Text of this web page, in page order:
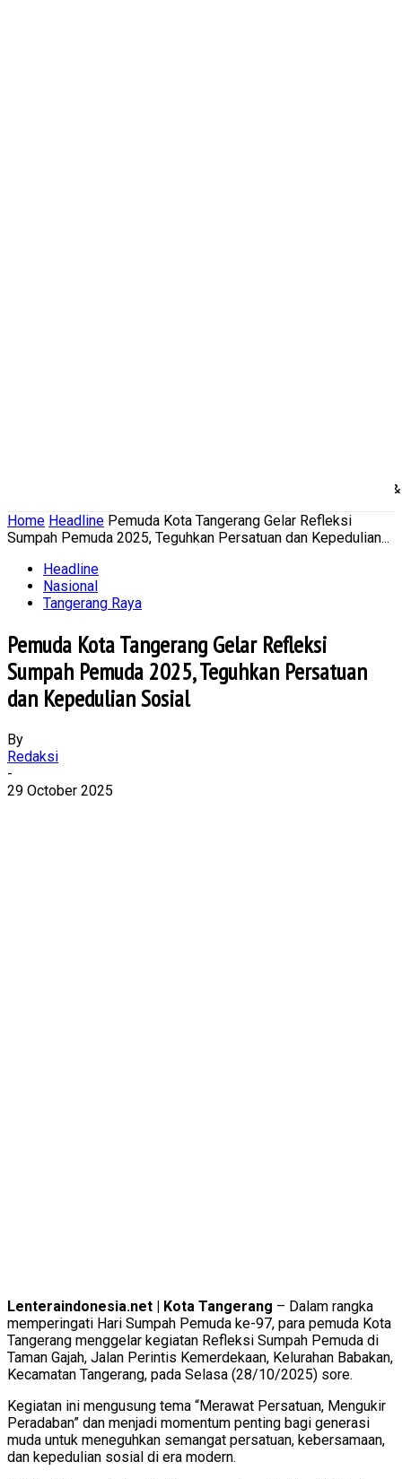
Politik
Home Headline Pemuda Kota Tangerang Gelar Refleksi
Sumpah Pemuda 2025, Teguhkan Persatuan dan Kepedulian...
Headline
Nasional
Tangerang Raya
Pemuda Kota Tangerang Gelar Refleksi
Sumpah Pemuda 2025, Teguhkan Persatuan
dan Kepedulian Sosial
By
Redaksi
-
29 October 2025
Lenteraindonesia.net | Kota Tangerang – Dalam rangka
memperingati Hari Sumpah Pemuda ke-97, para pemuda Kota
Tangerang menggelar kegiatan Refleksi Sumpah Pemuda di
Taman Gajah, Jalan Perintis Kemerdekaan, Kelurahan Babakan,
Kecamatan Tangerang, pada Selasa (28/10/2025) sore.
Kegiatan ini mengusung tema “Merawat Persatuan, Mengukir
Peradaban” dan menjadi momentum penting bagi generasi
muda untuk meneguhkan semangat persatuan, kebersamaan,
dan kepedulian sosial di era modern.